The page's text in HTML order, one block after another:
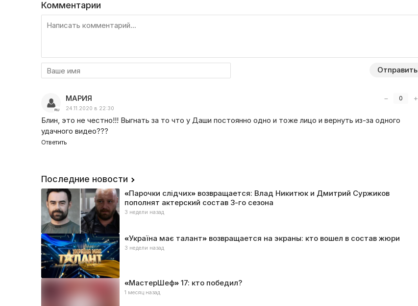
Комментарии
Отправить
− 0 +
МАРИЯ
24.11.2020 в 22:30
Блин, это не честно!!! Выгнать за то что у Даши постоянно одно и тоже лицо и вернуть из-за одного
удачного видео???
Ответить
Последние новости
«Парочки слідчих» возвращается: Влад Никитюк и Дмитрий Суржиков
пополнят актерский состав 3-го сезона
3 недели назад
«Україна має талант» возвращается на экраны: кто вошел в состав жюри
3 недели назад
«МастерШеф» 17: кто победил?
1 месяц назад